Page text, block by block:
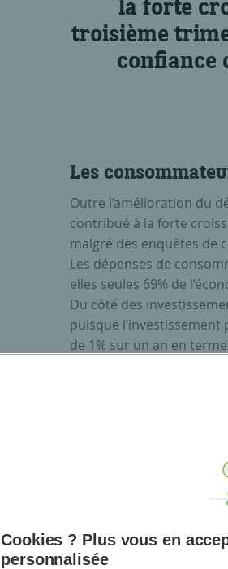
la forte
troisième
confiance
Les
Outre l’amélioration du
contribué à la forte
malgré des enquêtes de
Les dépenses de
elles seules 69% de
Du côté des
puisque
de 1% sur un an en
Le déclin
est
catégories,
Cookies ? Plus vous en
personnalisée